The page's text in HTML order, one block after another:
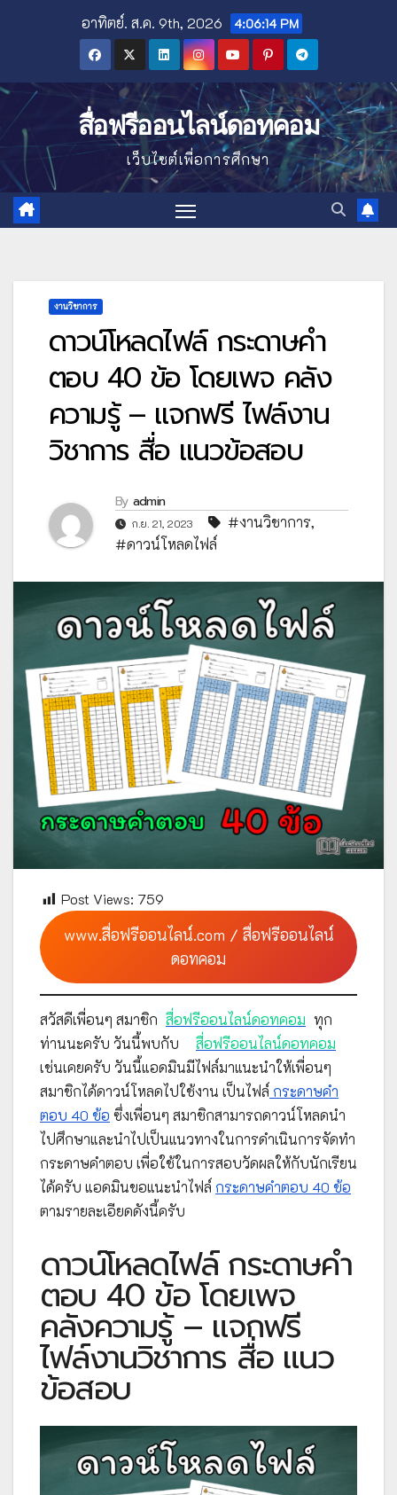
อาทิตย์. ส.ค. 9th, 2026 4:06:15 PM
สื่อฟรีออนไลน์ดอทคอม
เว็บไซต์เพื่อการศึกษา
งานวิชาการ
ดาวน์โหลดไฟล์ กระดาษคำ
ตอบ 40 ข้อ โดยเพจ คลัง
ความรู้ – แจกฟรี ไฟล์งาน
วิชาการ สื่อ แนวข้อสอบ
By admin
ก.ย. 21, 2023 #งานวิชาการ,
#ดาวน์โหลดไฟล์
Post Views: 759
www.สื่อฟรีออนไลน์.com / สื่อฟรีออนไลน์
ดอทคอม
สวัสดีเพื่อนๆ สมาชิก สื่อฟรีออนไลน์ดอทคอม ทุก
ท่านนะครับ วันนี้พบกับ
สื่อฟรีออนไลน์ดอทคอม
เช่นเคยครับ วันนี้แอดมินมีไฟล์มาแนะนำให้เพื่อนๆ
สมาชิกได้ดาวน์โหลดไปใช้งาน เป็นไฟล์ กระดาษคำ
ตอบ 40 ข้อ ซึ่งเพื่อนๆ สมาชิกสามารถดาวน์โหลดนำ
ไปศึกษาและนำไปเป็นแนวทางในการดำเนินการจัดทำ
กระดาษคำตอบ เพื่อใช้ในการสอบวัดผลให้กับนักเรียน
ได้ครับ แอดมินขอแนะนำไฟล์ กระดาษคำตอบ 40 ข้อ
ตามรายละเอียดดังนี้ครับ
ดาวน์โหลดไฟล์ กระดาษคำ
ตอบ 40 ข้อ โดยเพจ
คลังความรู้ – แจกฟรี
ไฟล์งานวิชาการ สื่อ แนว
ข้อสอบ